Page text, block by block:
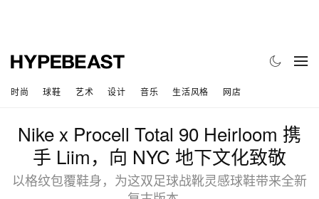
时尚 球鞋 艺术 设计 音乐 生活风格 网店
Nike x Procell Total 90 Heirloom 携
手 Liim，向 NYC 地下文化致敬
以格纹包覆鞋身，为这双足球战靴灵感球鞋带来全新